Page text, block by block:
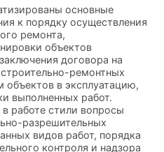
основные
к порядку осуществления
ремонта,
объектов
договора на
ремонтных
объектов в эксплуатацию,
выполненных работ.
работе стили вопросы
разрешительных
видов работ, порядка
контроля и надзора